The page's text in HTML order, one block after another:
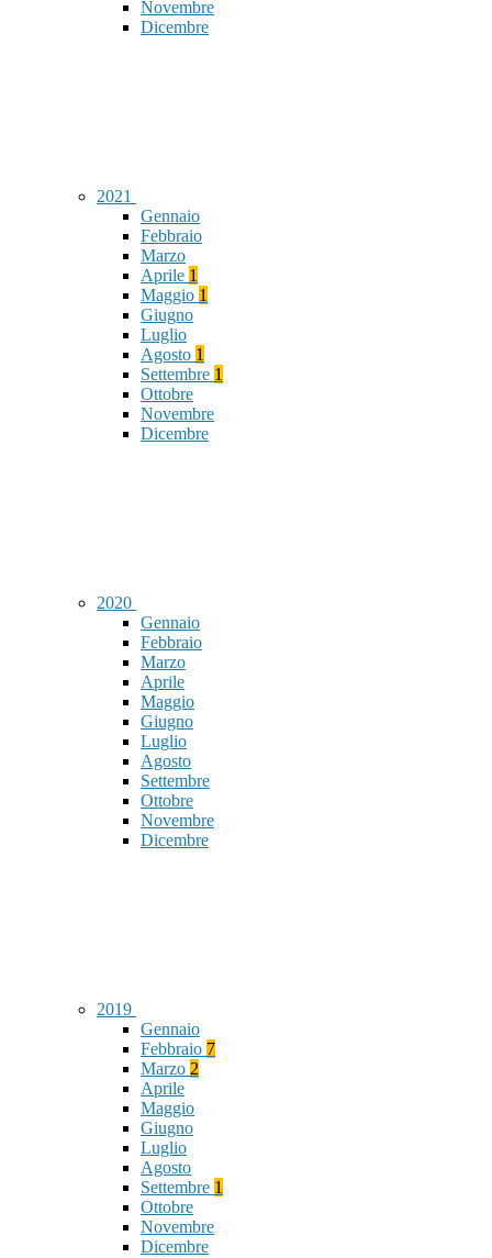
Novembre
Dicembre
2021
Gennaio
Febbraio
Marzo
Aprile 1
Maggio 1
Giugno
Luglio
Agosto 1
Settembre 1
Ottobre
Novembre
Dicembre
2020
Gennaio
Febbraio
Marzo
Aprile
Maggio
Giugno
Luglio
Agosto
Settembre
Ottobre
Novembre
Dicembre
2019
Gennaio
Febbraio 7
Marzo 2
Aprile
Maggio
Giugno
Luglio
Agosto
Settembre 1
Ottobre
Novembre
Dicembre